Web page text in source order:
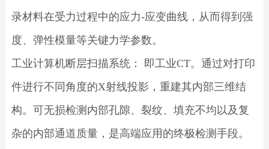
录材料在受力过程中的应力-应变曲线，从而得到强
度、弹性模量等关键力学参数。
工业计算机断层扫描系统： 即工业CT。通过对打印
件进行不同角度的X射线投影，重建其内部三维结
构。可无损检测内部孔隙、裂纹、填充不均以及复
杂的内部通道质量，是高端应用的终极检测手段。